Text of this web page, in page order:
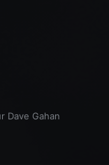
Dave Gahan